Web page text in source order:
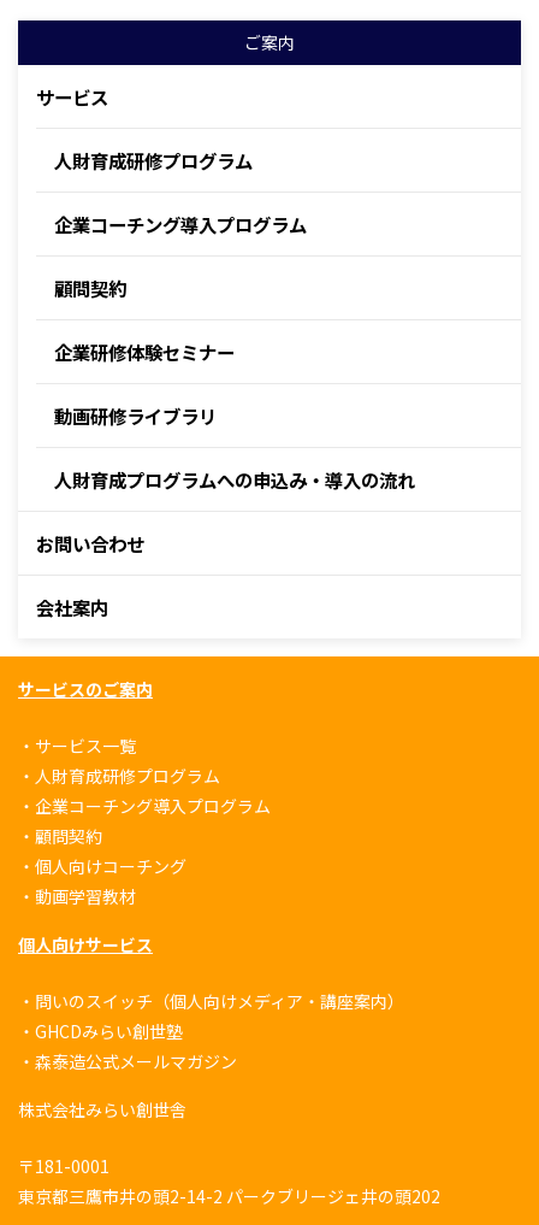
ご案内
サービス
人財育成研修プログラム
企業コーチング導入プログラム
顧問契約
企業研修体験セミナー
動画研修ライブラリ
人財育成プログラムへの申込み・導入の流れ
お問い合わせ
会社案内
サービスのご案内
・ サービス一覧
・ 人財育成研修プログラム
・ 企業コーチング導入プログラム
・ 顧問契約
・ 個人向けコーチング
・ 動画学習教材
個人向けサービス
・ 問いのスイッチ（個人向けメディア・講座案内）
・ GHCDみらい創世塾
・ 森泰造公式メールマガジン
株式会社みらい創世舎
〒181-0001
東京都三鷹市井の頭2-14-2 パークブリージェ井の頭202